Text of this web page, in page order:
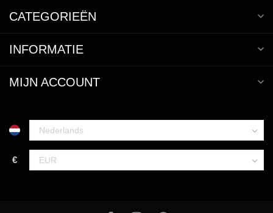
CATEGORIEËN
INFORMATIE
MIJN ACCOUNT
€